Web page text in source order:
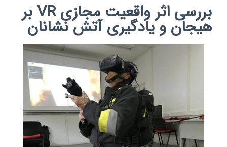
بررسی اثر واقعیت مجازی VR بر
هیجان و یادگیری آتش‌ نشانان